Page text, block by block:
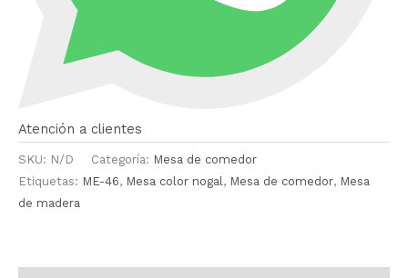
Atención a clientes
SKU: N/D Categoría: Mesa de comedor
Etiquetas: ME-46, Mesa color nogal, Mesa de comedor, Mesa
de madera